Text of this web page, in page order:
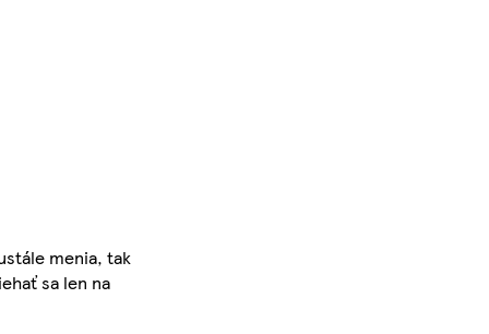
menia, tak
sa len na